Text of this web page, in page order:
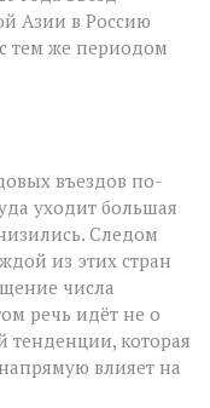
мигрантов
в
РФ
Азии в Россию
тем же периодом
въездов по-
уходит большая
Следом
из этих стран
числа
речь идёт не о
тенденции, которая
влияет на